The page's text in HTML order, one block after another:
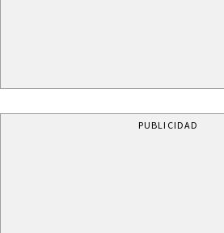
PUBLICIDAD